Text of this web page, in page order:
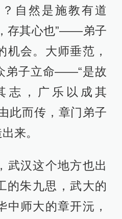
自然是施教有道
存其心也”——弟子
机会。大师垂范，
弟子立命——“是故
志，广乐以成其
此而传，章门弟子
来。
武汉这个地方也出
朱九思，武大的
中师大的章开沅，